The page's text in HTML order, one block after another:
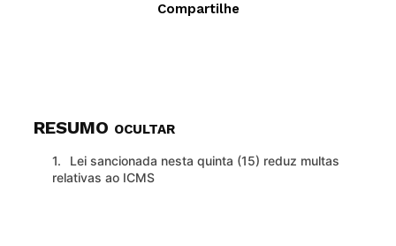
Compartilhe
RESUMO OCULTAR
Lei sancionada nesta quinta (15) reduz multas
relativas ao ICMS